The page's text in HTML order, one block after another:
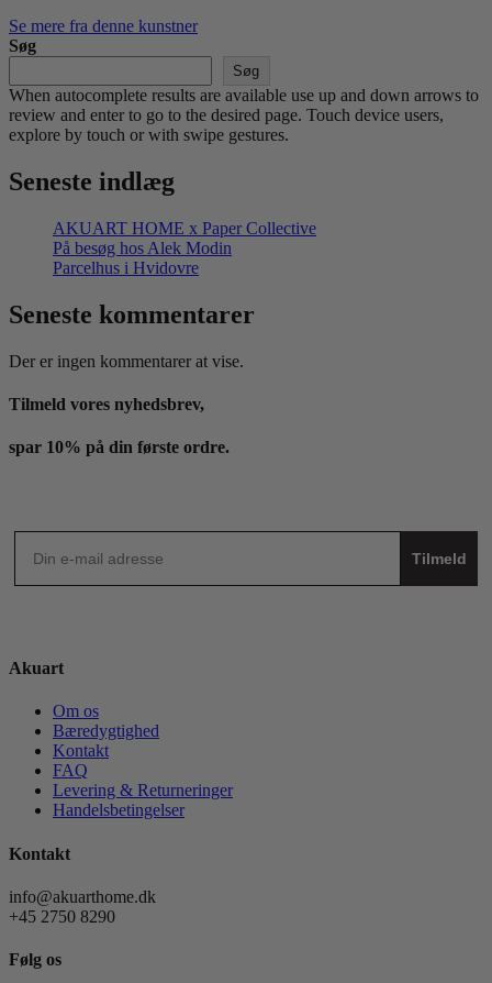
Se mere fra denne kunstner
Søg
Søg
When autocomplete results are available use up and down arrows to
review and enter to go to the desired page. Touch device users,
explore by touch or with swipe gestures.
Seneste indlæg
AKUART HOME x Paper Collective
På besøg hos Alek Modin
Parcelhus i Hvidovre
Seneste kommentarer
Der er ingen kommentarer at vise.
Tilmeld vores nyhedsbrev,
spar 10% på din første ordre.
Tilmeld
Akuart
Om os
Bæredygtighed
Kontakt
FAQ
Levering & Returneringer
Handelsbetingelser
Kontakt
info@akuarthome.dk
+45 2750 8290
Følg os